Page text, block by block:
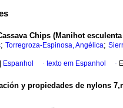
Chips (Manihot
; Torregroza-Espinosa, Angélica;
Espanhol · texto em Espanhol ·
y propiedades de nylons